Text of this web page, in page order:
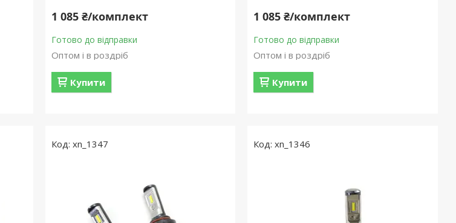
1 085 ₴/комплект
Готово до відправки
Оптом і в роздріб
Купити
1 085 ₴/комплект
Готово до відправки
Оптом і в роздріб
Купити
xn_1347 xn_1346